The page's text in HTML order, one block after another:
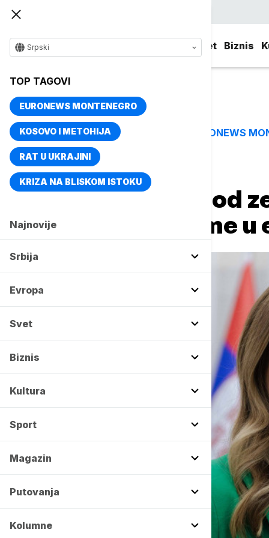
Svet Biznis
Srpski
TOP TAGOVI
EURONEWS MONTENEGRO
KOSOVO I METOHIJA
RAT U UKRAJINI
KRIZA NA BLISKOM ISTOKU
Najnovije
Srbija
Evropa
Svet
Biznis
Kultura
Sport
Magazin
Putovanja
Kolumne
TOP TAGOVI EURONEWS
Naslovna Srbija
Đedović: Srbija od
sprovodi reforme u